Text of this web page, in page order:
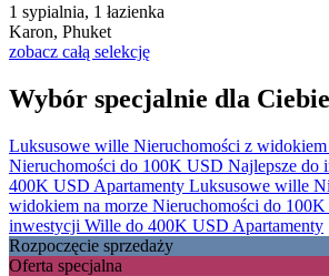
1 sypialnia, 1 łazienka
Karon, Phuket
zobacz całą selekcję
Wybór specjalnie dla Ciebie
Luksusowe wille Nieruchomości z widokiem
Nieruchomości do 100K USD Najlepsze do
400K USD Apartamenty Luksusowe wille
widokiem na morze Nieruchomości do
inwestycji Wille do 400K USD Apartamenty
Rozpoczęcie sprzedaży
Oferta specjalna